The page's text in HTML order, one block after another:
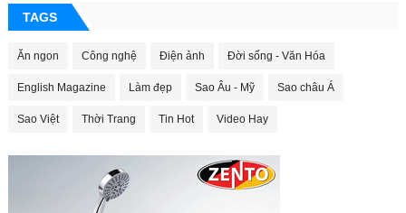
TAGS
Ăn ngon Công nghệ Điện ảnh Đời sống - Văn Hóa
English Magazine Làm đẹp Sao Âu - Mỹ Sao châu Á
Sao Việt Thời Trang Tin Hot Video Hay